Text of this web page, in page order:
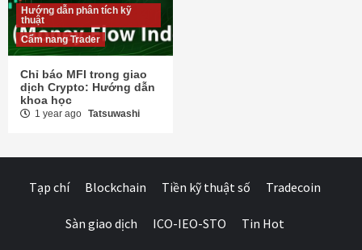
Hướng dẫn phân tích kỹ
thuật
Cẩm nang Trader
Chỉ báo MFI trong giao
dịch Crypto: Hướng dẫn
khoa học
1 year ago Tatsuwashi
Tạp chí Blockchain Tiền kỹ thuật số Tradecoin
Sàn giao dịch ICO-IEO-STO Tin Hot